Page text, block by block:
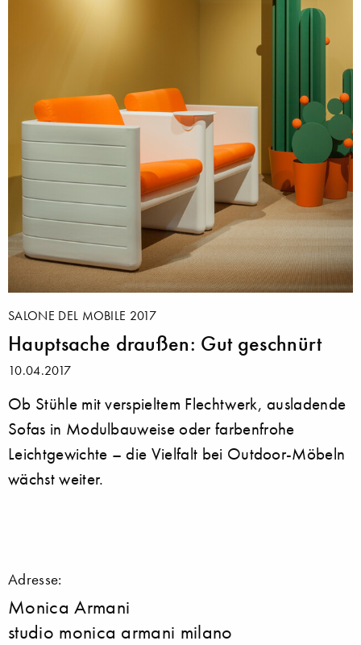
SALONE DEL MOBILE 2017
Hauptsache draußen: Gut geschnürt
10.04.2017
Ob Stühle mit verspieltem Flechtwerk, ausladende
Sofas in Modulbauweise oder farbenfrohe
Leichtgewichte – die Vielfalt bei Outdoor-Möbeln
wächst weiter.
Adresse:
Monica Armani
studio monica armani milano